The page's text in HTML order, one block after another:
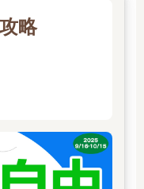
這荒廢超過二十年的
此閒置的建築物變成塗
玩樂基地、廢墟探險者
03 等一杯手沖咖啡
（十字山
像是和時尚概念店結合
的Silo、柏林最有名的
如果不想和一般慕名而
略